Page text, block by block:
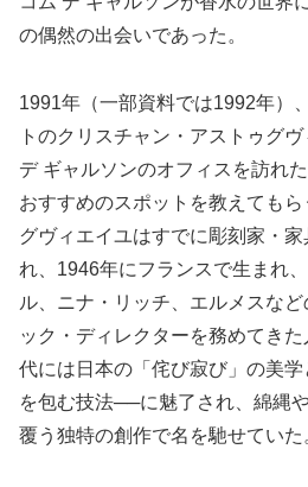
の偶然の出会いであった。
1991年（一部資料では1992年）
トのクリスチャン・アストゥグ
デ ギャルソンのオフィスを訪れ
おすすめのスポットを教えても
グヴィエイユはすでに彫刻家・
れ、1946年にフランスで生まれ
ル、ニナ・リッチ、エルメスな
ック・ディレクターを務めてき
代には日本の「侘び寂び」の美
を包む技法──に魅了され、綿縄
覆う独特の創作で名を馳せていた